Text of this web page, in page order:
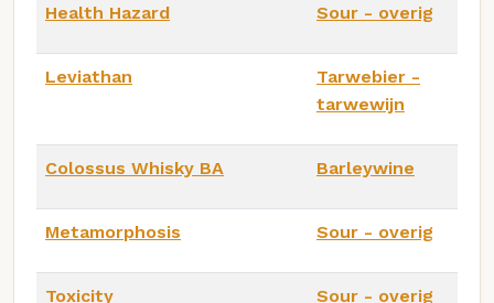
Health Hazard Sour - overig
Leviathan
Tarwebier -
tarwewijn
Colossus Whisky BA Barleywine
Metamorphosis Sour - overig
Toxicity Sour - overig